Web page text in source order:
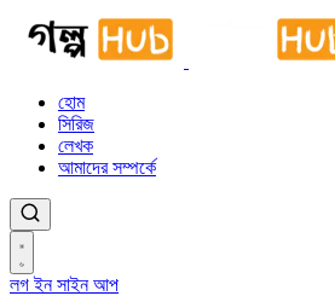
হোম
সিরিজ
লেখক
আমাদের সম্পর্কে
লগ ইনসাইন আপ